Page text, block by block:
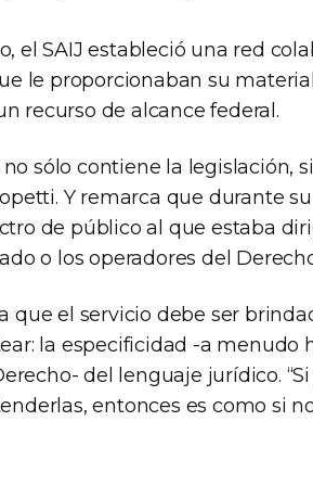
el SAIJ estableció una red
le proporcionaban su
recurso de alcance federal.
sólo contiene la legislación,
Y remarca que durante
de público al que estaba
o los operadores del
que el servicio debe ser
la especificidad -a menudo
del lenguaje jurídico.
entonces es como si